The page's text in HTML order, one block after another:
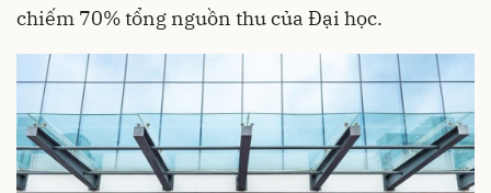
chiếm 70% tổng nguồn thu của Đại học.